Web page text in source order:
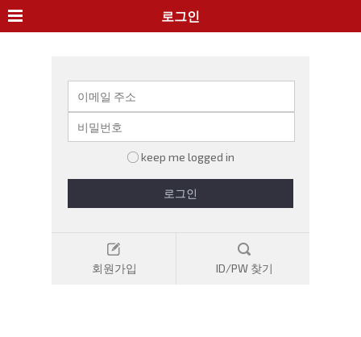
로그인
keep me logged in
로그인
회원가입 ID/PW 찾기